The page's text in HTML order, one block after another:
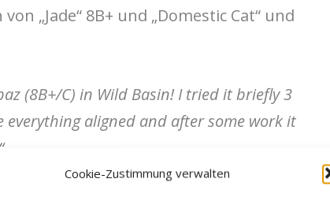
Cookie-Zustimmung verwalten
„Jade“ 8B+ und „Domestic Cat“ und
(8B+/C) in Wild Basin! I tried it briefly 3
everything aligned and after some work it